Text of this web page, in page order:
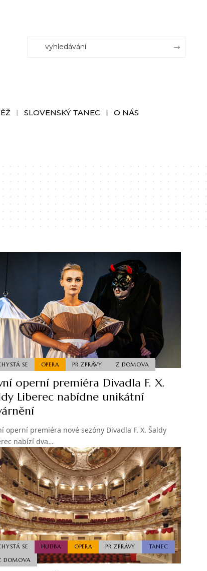
SLOVENSKÝ TANEC O NÁS
SE OPERA PR ZPRÁVY Z DOMOVA
operní premiéra Divadla F. X.
Liberec nabídne unikátní
operní premiéra nové sezóny Divadla F. X. Šaldy
nabízí dva…
SE HUDBA OPERA PR ZPRÁVY
TANEC
DOMOVA